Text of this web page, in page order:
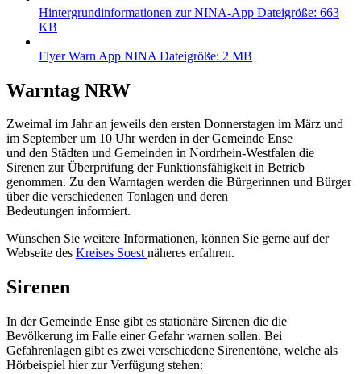
Hintergrundinformationen zur NINA-App Dateigröße: 663
KB
Flyer Warn App NINA Dateigröße: 2 MB
Warntag NRW
Zweimal im Jahr an jeweils den ersten Donnerstagen im März und
im September um 10 Uhr werden in der Gemeinde Ense
und den Städten und Gemeinden in Nordrhein-Westfalen die
Sirenen zur Überprüfung der Funktionsfähigkeit in Betrieb
genommen. Zu den Warntagen werden die Bürgerinnen und Bürger
über die verschiedenen Tonlagen und deren
Bedeutungen informiert.
Wünschen Sie weitere Informationen, können Sie gerne auf der
Webseite des Kreises Soestnäheres erfahren.
Sirenen
In der Gemeinde Ense gibt es stationäre Sirenen die die
Bevölkerung im Falle einer Gefahr warnen sollen. Bei
Gefahrenlagen gibt es zwei verschiedene Sirenentöne, welche als
Hörbeispiel hier zur Verfügung stehen: